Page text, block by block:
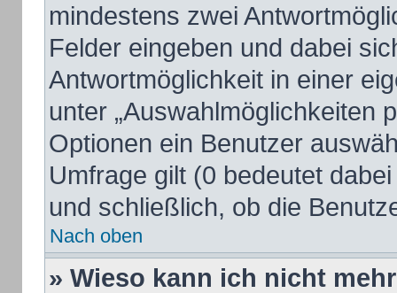
mindestens zwei
Felder eingeben und dabei
Antwortmöglichkeit in einer
unter „Auswahlmöglichkeiten
Optionen ein Benutzer
Umfrage gilt (0 bedeutet
und schließlich, ob die
Nach oben
» Wieso kann ich nicht